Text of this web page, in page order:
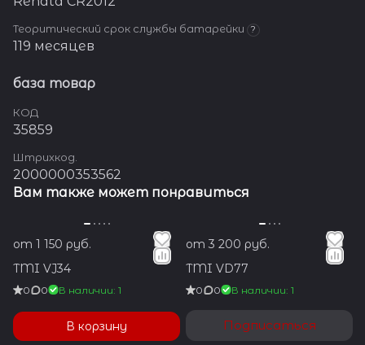
Теоритический срок службы батарейки ?
119 месяцев
база товар
КОД
35859
Штрихкод.
2000000353562
Вам также может понравиться
от 1 150 руб.
TMI VJ34
0 0 В наличии: 1
В корзину
от 3 200 руб.
TMI VD77
0 0 В наличии: 1
Подписаться